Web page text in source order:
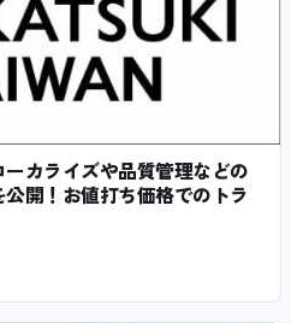
カライズや品質管理などの
開！お値打ち価格でのトラ